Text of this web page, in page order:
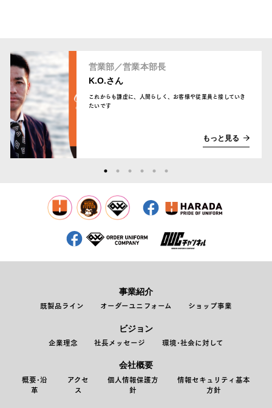
営業部／営業本部長
K.O.さん
これからも謙虚に、人間らしく、お客様や従業員と接していき
たいです
もっと見る
事業紹介
既製品ライン オーダーユニフォーム ショップ事業
ビジョン
企業理念 社長メッセージ 環境･社会に対して
会社概要
概要･沿
革
アクセ
ス
個人情報保護方
針
情報セキュリティ基本
方針